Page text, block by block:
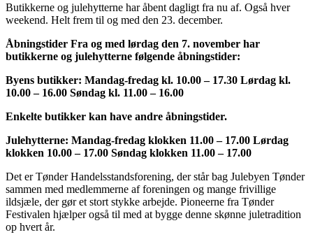
Butikkerne og julehytterne har åbent dagligt fra nu af. Også hver
weekend. Helt frem til og med den 23. december.
Åbningstider Fra og med lørdag den 7. november har
butikkerne og julehytterne følgende åbningstider:
Byens butikker: Mandag-fredag kl. 10.00 – 17.30 Lørdag kl.
10.00 – 16.00 Søndag kl. 11.00 – 16.00
Enkelte butikker kan have andre åbningstider.
Julehytterne: Mandag-fredag klokken 11.00 – 17.00 Lørdag
klokken 10.00 – 17.00 Søndag klokken 11.00 – 17.00
Det er Tønder Handelsstandsforening, der står bag Julebyen Tønder
sammen med medlemmerne af foreningen og mange frivillige
ildsjæle, der gør et stort stykke arbejde. Pioneerne fra Tønder
Festivalen hjælper også til med at bygge denne skønne juletradition
op hvert år.